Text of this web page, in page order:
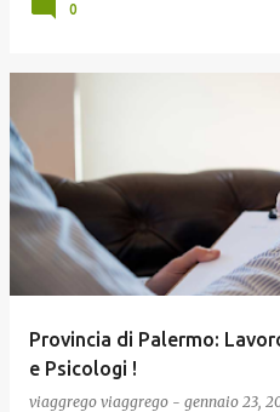
0
Provincia di Palermo:
e Psicologi !
viaggrego viaggrego - gennaio 23,